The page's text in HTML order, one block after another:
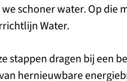
schoner water. Op die
Water.
stappen dragen bij een
hernieuwbare